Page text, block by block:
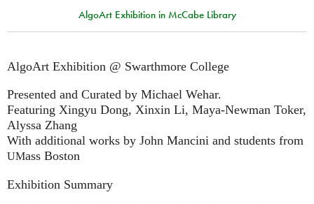
AlgoArt Exhibition in McCabe Library
AlgoArt Exhibition @ Swarthmore College
Presented and Curated by Michael Wehar.
Featuring Xingyu Dong, Xinxin Li, Maya-Newman Toker,
Alyssa Zhang
With additional works by John Mancini and students from
UMass Boston
Exhibition Summary